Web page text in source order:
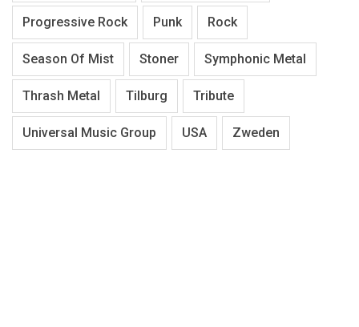
Progressive Rock Punk Rock
Season Of Mist Stoner Symphonic Metal
Thrash Metal Tilburg Tribute
Universal Music Group USA Zweden